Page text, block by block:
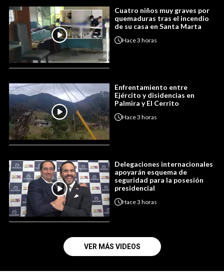
Cuatro niños muy graves por
quemaduras tras el incendio
de su casa en Santa Marta
Hace3 horas
Enfrentamiento entre
Ejército y disidencias en
Palmira y El Cerrito
Hace3 horas
Delegaciones internacionales
apoyarán esquema de
seguridad para la posesión
presidencial
Hace3 horas
VER MÁS VIDEOS